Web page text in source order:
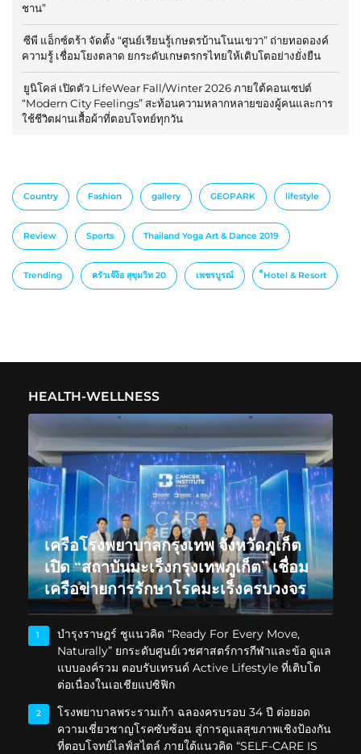
ชาน”
ซีพี แอ็กซ์ตร้า จัดตั้ง “ศูนย์เรียนรู้เกษตรบ้านโนนเขวา” ถ่ายทอดองค์
ความรู้ เชื่อมโยงตลาด ยกระดับเกษตรกรไทยให้เติบโตอย่างยั่งยืน
ยูนิโคล่ เปิดตัว LifeWear Fall/Winter 2026 ภายใต้คอนเซปต์
“Modern City Feelings” สะท้อนความหลากหลายของผู้คนและการ
ใช้ชีวิตผ่านเสื้อผ้าที่ตอบโจทย์ทุกวัน
Country Fashion gallery GEOPARK lifestyle
Review Sports Thailand Yoga Art & Dance 2019
Trending ครัวเจ๊ง้อ สุขุมวิท 20 เพชรบูรณ์ ็Hotel & Resort
HEALTH-WELLNESS
เครือโรงพยาบาลกรุงเทพ จังหวัดภูเก็ต
เปิด “สถาบันมะเร็งกรุงเทพภูเก็ต” เชื่อม
เครือข่ายการรักษาโรคมะเร็งครบวงจร
1
บำรุงราษฎร์ ชูแนวคิด “Ready For Every Move,
Naturally” ยกระดับศูนย์เวชศาสตร์การกีฬาและข้อ ดูแล
แบบองค์รวม ตอบรับเทรนด์ Active Lifestyle ที่เติบโต
ต่อเนื่องในเอเชียแปซิฟิก
2
โรงพยาบาลพระรามเก้า ฉลองครบรอบ 34 ปี ต่อยอด
ความเชี่ยวชาญโรคซับซ้อน สู่การดูแลสุขภาพเชิงป้องกัน
ที่ตอบโจทย์ไลฟ์สไตล์ ภายใต้แนวคิด “SELF-CARE IS